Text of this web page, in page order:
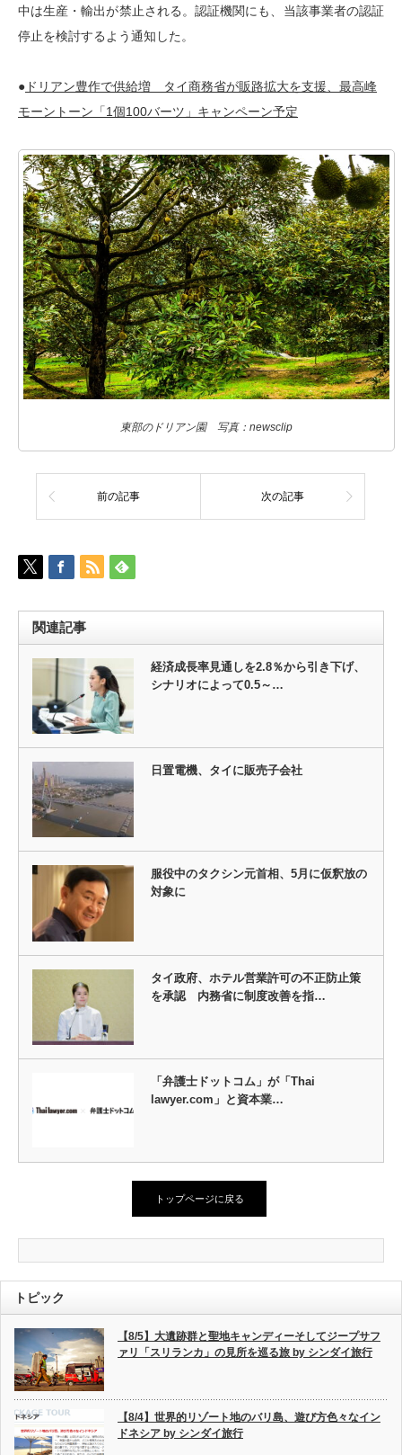
中は生産・輸出が禁止される。認証機関にも、当該事業者の認証
停止を検討するよう通知した。
● ドリアン豊作で供給増 タイ商務省が販路拡大を支援、最高峰
モーントーン「1個100バーツ」キャンペーン予定
東部のドリアン園 写真：newsclip
前の記事 次の記事
関連記事
経済成長率見通しを2.8％から引き下げ、
シナリオによって0.5～…
日置電機、タイに販売子会社
服役中のタクシン元首相、5月に仮釈放の
対象に
タイ政府、ホテル営業許可の不正防止策
を承認 内務省に制度改善を指…
「弁護士ドットコム」が「Thai
lawyer.com」と資本業…
トップページに戻る
トピック
【8/5】大遺跡群と聖地キャンディーそしてジープサフ
ァリ「スリランカ」の見所を巡る旅 by シンダイ旅行
【8/4】世界的リゾート地のバリ島、遊び方色々なイン
ドネシア by シンダイ旅行